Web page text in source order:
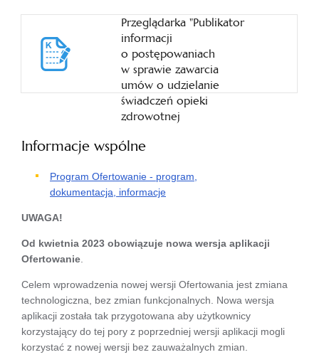
Przeglądarka "Publikator
informacji
o postępowaniach
w sprawie zawarcia
umów o udzielanie
świadczeń opieki
zdrowotnej
Informacje wspólne
Program Ofertowanie - program,
dokumentacja, informacje
UWAGA!
Od kwietnia 2023 obowiązuje nowa wersja aplikacji
Ofertowanie
Celem wprowadzenia nowej wersji Ofertowania jest zmiana
technologiczna, bez zmian funkcjonalnych. Nowa wersja
aplikacji została tak przygotowana aby użytkownicy
korzystający do tej pory z poprzedniej wersji aplikacji mogli
korzystać z nowej wersji bez zauważalnych zmian.